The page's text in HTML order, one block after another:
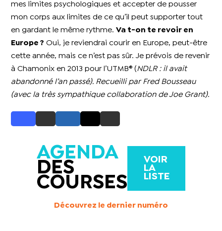
mes limites psychologiques et accepter de pousser
mon corps aux limites de ce qu’il peut supporter tout
en gardant le même rythme. Va t-on te revoir en
Europe ? Oui, je reviendrai courir en Europe, peut-être
cette année, mais ce n’est pas sûr. Je prévois de revenir
à Chamonix en 2013 pour l’UTMB® (NDLR : il avait
abandonné l’an passé). Recueilli par Fred Bousseau
(avec la très sympathique collaboration de Joe Grant).
AGENDA
DES
COURSES
VOIR
LA
LISTE
Découvrez le dernier numéro